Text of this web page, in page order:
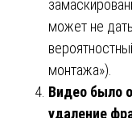
может не
монтажа»).
Видео было
удаление